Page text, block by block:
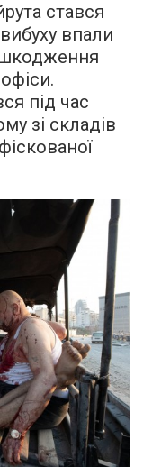
стався
впали
під час
зі складів